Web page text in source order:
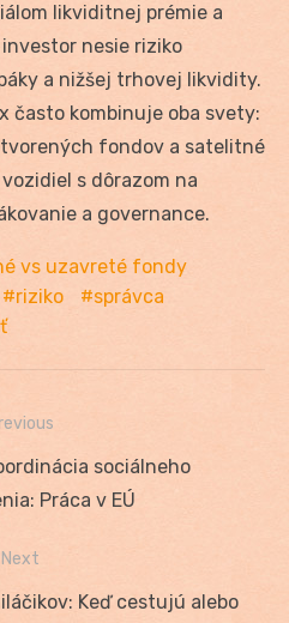
likviditnej prémie a
nesie riziko
a nižšej trhovej likvidity.
často kombinuje oba svety:
fondov a satelitné
s dôrazom na
a governance.
vs uzavreté fondy
riziko
správca
sociálneho
Práca v EÚ
Next
Keď cestujú alebo